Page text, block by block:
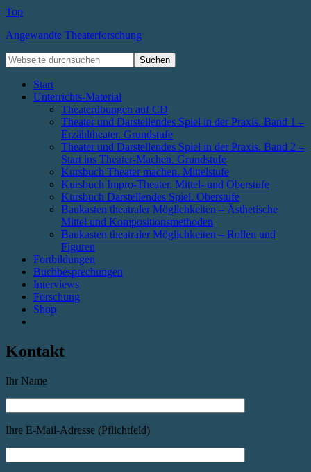
Top
Angewandte Theaterforschung
Start
Unterrichts-Material
Theaterübungen auf CD
Theater und Darstellendes Spiel in der Praxis. Band 1 –
Erzähltheater. Grundstufe
Theater und Darstellendes Spiel in der Praxis. Band 2 –
Start ins Theater-Machen. Grundstufe
Kursbuch Theater machen. Mittelstufe
Kursbuch Impro-Theater. Mittel- und Oberstufe
Kursbuch Darstellendes Spiel. Oberstufe
Baukasten theatraler Möglichkeiten – Ästhetische
Mittel und Kompositionsmethoden
Baukasten theatraler Möglichkeiten – Rollen und
Figuren
Fortbildungen
Buchbesprechungen
Interviews
Forschung
Shop
Kontakt
Ihr Name
Ihre E-Mail-Adresse (Pflichtfeld)